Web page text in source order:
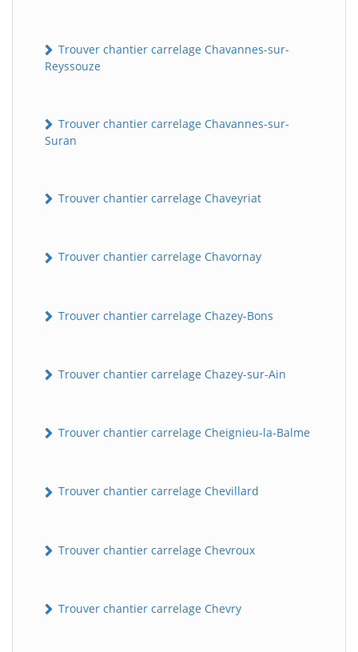
Trouver chantier carrelage Chavannes-sur-
Reyssouze
Trouver chantier carrelage Chavannes-sur-
Suran
Trouver chantier carrelage Chaveyriat
Trouver chantier carrelage Chavornay
Trouver chantier carrelage Chazey-Bons
Trouver chantier carrelage Chazey-sur-Ain
Trouver chantier carrelage Cheignieu-la-Balme
Trouver chantier carrelage Chevillard
Trouver chantier carrelage Chevroux
Trouver chantier carrelage Chevry